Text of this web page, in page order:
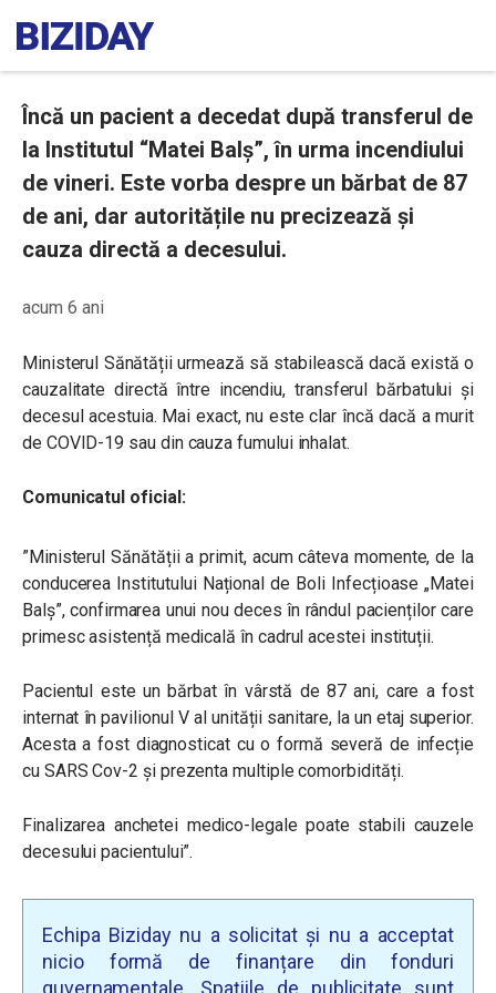
Încă un pacient a decedat după transferul de
la Institutul “Matei Balș”, în urma incendiului
de vineri. Este vorba despre un bărbat de 87
de ani, dar autoritățile nu precizează și
cauza directă a decesului.
acum 6 ani
Ministerul Sănătății urmează să stabilească dacă există o
cauzalitate directă între incendiu, transferul bărbatului și
decesul acestuia. Mai exact, nu este clar încă dacă a murit
de COVID-19 sau din cauza fumului inhalat.
Comunicatul oficial:
”Ministerul Sănătății a primit, acum câteva momente, de la
conducerea Institutului Național de Boli Infecțioase „Matei
Balș”, confirmarea unui nou deces în rândul pacienților care
primesc asistență medicală în cadrul acestei instituții.
Pacientul este un bărbat în vârstă de 87 ani, care a fost
internat în pavilionul V al unității sanitare, la un etaj superior.
Acesta a fost diagnosticat cu o formă severă de infecție
cu SARS Cov-2 și prezenta multiple comorbidități.
Finalizarea anchetei medico-legale poate stabili cauzele
decesului pacientului”.
Echipa Biziday nu a solicitat și nu a acceptat
nicio formă de finanțare din fonduri
guvernamentale. Spațiile de publicitate sunt